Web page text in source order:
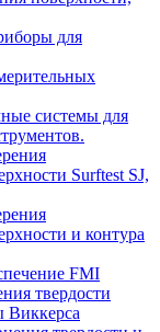
для
системы для
Surftest SJ,
и контура
FMI
твердости
Виккерса